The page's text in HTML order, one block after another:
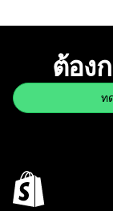
ต้อง
ท